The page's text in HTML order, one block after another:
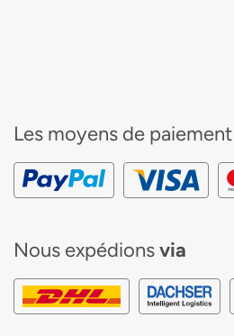
Les moyens de paiement
Nous expédionsvia